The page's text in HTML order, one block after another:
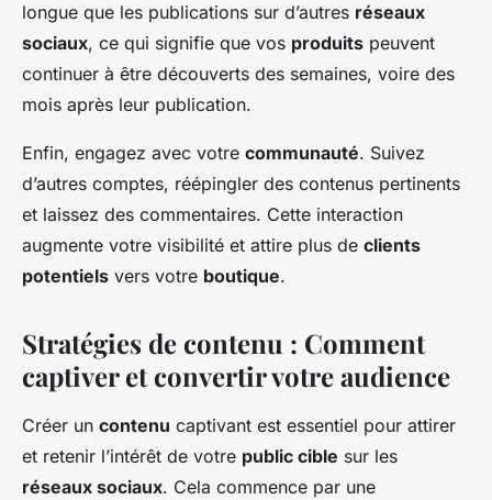
longue que les publications sur d’autres réseaux
sociaux, ce qui signifie que vos produits peuvent
continuer à être découverts des semaines, voire des
mois après leur publication.
Enfin, engagez avec votre communauté. Suivez
d’autres comptes, réépingler des contenus pertinents
et laissez des commentaires. Cette interaction
augmente votre visibilité et attire plus de clients
potentiels vers votre boutique.
Stratégies de contenu : Comment
captiver et convertir votre audience
Créer un contenu captivant est essentiel pour attirer
et retenir l’intérêt de votre public cible sur les
réseaux sociaux. Cela commence par une